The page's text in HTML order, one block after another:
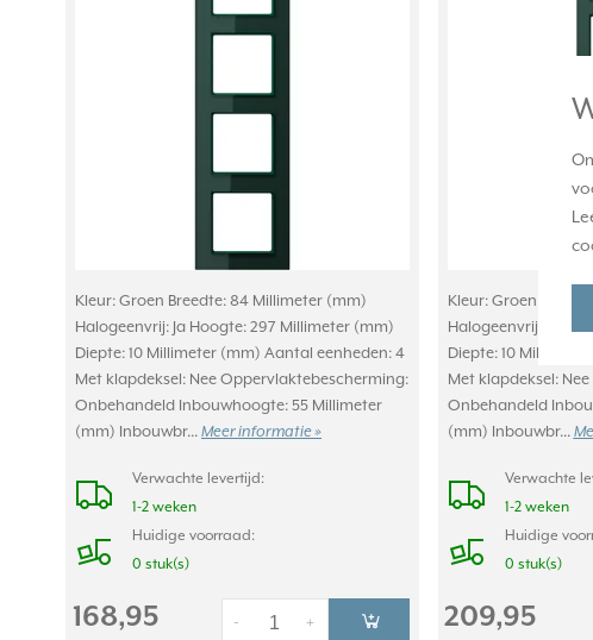
Kleur: Groen Breedte: 84 Millimeter (mm)
Halogeenvrij: Ja Hoogte: 297 Millimeter (mm)
Diepte: 10 Millimeter (mm) Aantal eenheden: 4
Met klapdeksel: Nee Oppervlaktebescherming:
Onbehandeld Inbouwhoogte: 55 Millimeter
(mm) Inbouwbr... Meer informatie »
Verwachte levertijd:
1-2 weken
Huidige voorraad:
0 stuk(s)
168,95 +
-
Kleur: Groen
Halogeenvrij: Ja
Diepte: 10
Met klapdeksel:
Onbehandeld
(mm) Inbouwbr...
Verwachte
1-2 weken
Huidige
0 stuk(s)
209,95